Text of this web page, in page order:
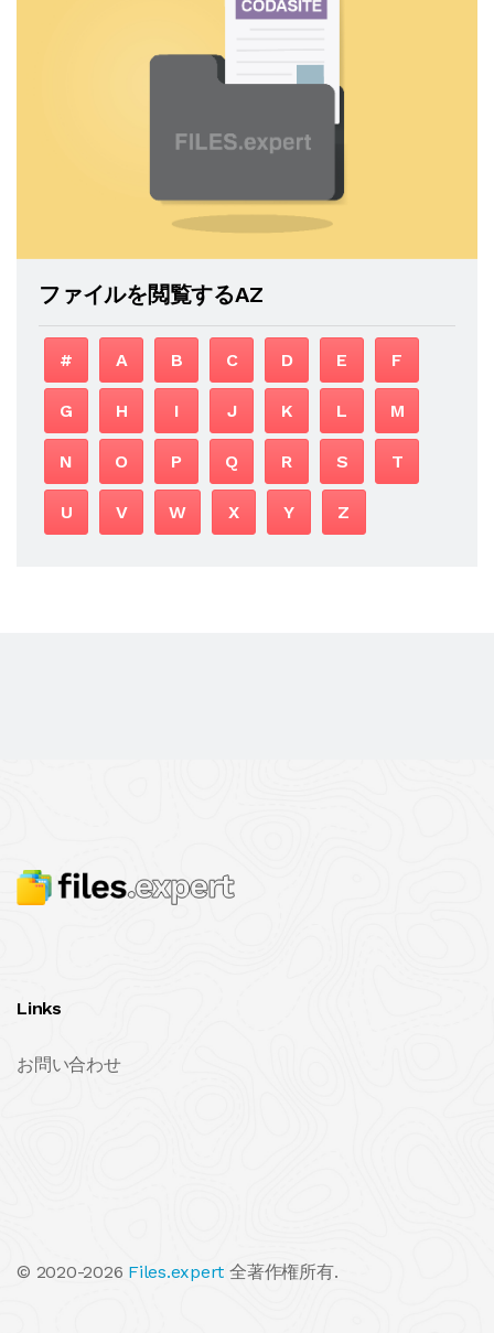
ファイルを閲覧するAZ
# A B C D E F
G H I J K L M
N O P Q R S T
U V W X Y Z
Links
お問い合わせ
© 2020-2026 Files.expert 全著作権所有.